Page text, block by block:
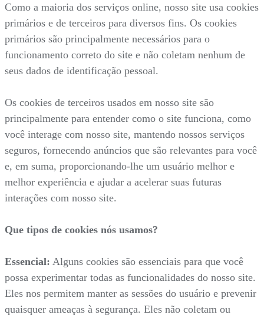
Como a maioria dos serviços online, nosso site usa cookies
primários e de terceiros para diversos fins. Os cookies
primários são principalmente necessários para o
funcionamento correto do site e não coletam nenhum de
seus dados de identificação pessoal.
Os cookies de terceiros usados em nosso site são
principalmente para entender como o site funciona, como
você interage com nosso site, mantendo nossos serviços
seguros, fornecendo anúncios que são relevantes para você
e, em suma, proporcionando-lhe um usuário melhor e
melhor experiência e ajudar a acelerar suas futuras
interações com nosso site.
Que tipos de cookies nós usamos?
Essencial: Alguns cookies são essenciais para que você
possa experimentar todas as funcionalidades do nosso site.
Eles nos permitem manter as sessões do usuário e prevenir
quaisquer ameaças à segurança. Eles não coletam ou